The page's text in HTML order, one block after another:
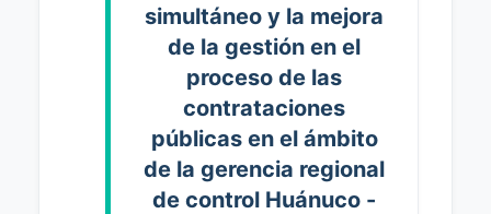
simultáneo y la mejora
de la gestión en el
proceso de las
contrataciones
públicas en el ámbito
de la gerencia regional
de control Huánuco -